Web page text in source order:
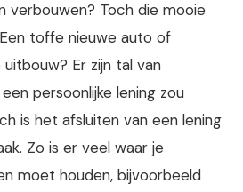
verbouwen? Toch die mooie
toffe nieuwe auto of
Er zijn tal van
persoonlijke lening zou
is het afsluiten van een lening
Zo is er veel waar je
moet houden, bijvoorbeeld